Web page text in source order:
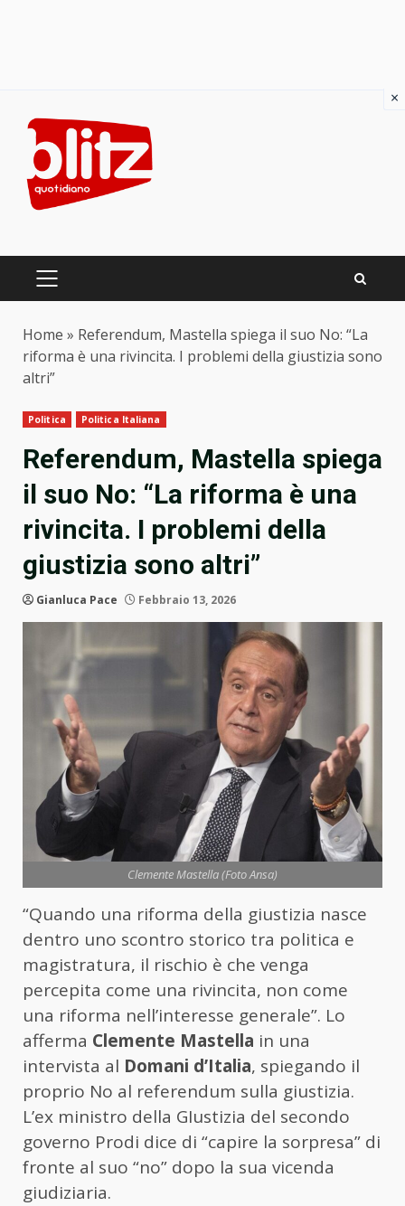
content
PRIMARY
Home » Referendum, Mastella spiega il suo No: “La
riforma è una rivincita. I problemi della giustizia sono
altri”
Politica Politica Italiana
Referendum, Mastella spiega
il suo No: “La riforma è una
rivincita. I problemi della
giustizia sono altri”
Gianluca Pace Febbraio 13, 2026
Clemente Mastella (Foto Ansa)
“Quando una riforma della giustizia nasce
dentro uno scontro storico tra politica e
magistratura, il rischio è che venga
percepita come una rivincita, non come
una riforma nell’interesse generale”. Lo
afferma Clemente Mastella in una
intervista al Domani d’Italia, spiegando il
proprio No al referendum sulla giustizia.
L’ex ministro della GIustizia del secondo
governo Prodi dice di “capire la sorpresa” di
fronte al suo “no” dopo la sua vicenda
giudiziaria.
×